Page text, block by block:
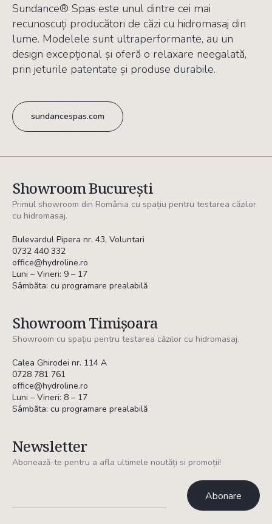
Sundance® Spas este unul dintre cei mai
recunoscuți producători de căzi cu hidromasaj din
lume. Modelele sunt ultraperformante, au un
design excepțional și oferă o relaxare neegalată,
prin jeturile patentate și produse durabile.
sundancespas.com
Showroom București
Primul showroom din România cu spațiu pentru testarea căzilor
cu hidromasaj.
Bulevardul Pipera nr. 43, Voluntari
0732 440 332
office@hydroline.ro
Luni – Vineri: 9 – 17
Sâmbăta: cu programare prealabilă
Showroom Timișoara
Showroom cu spațiu pentru testarea căzilor cu hidromasaj.
Calea Ghirodei nr. 114 A
0728 781 761
office@hydroline.ro
Luni – Vineri: 8 – 17
Sâmbăta: cu programare prealabilă
Newsletter
Abonează-te pentru a afla ultimele noutăți si promoții!